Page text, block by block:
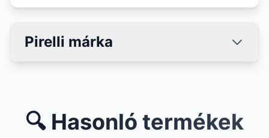
Pirelli márka
🔍 Hasonló termékek